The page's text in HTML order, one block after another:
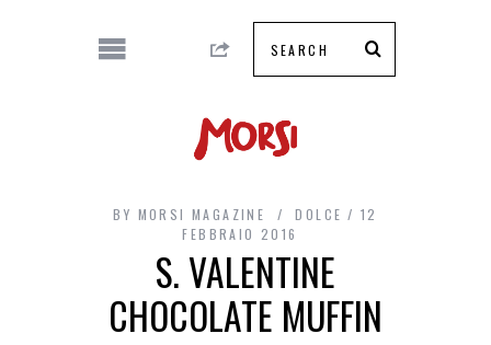
BY MORSI MAGAZINE DOLCE
12
FEBBRAIO 2016
S. VALENTINE
CHOCOLATE MUFFIN